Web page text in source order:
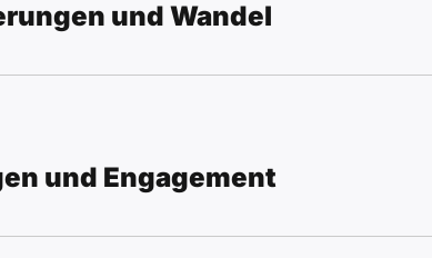
und Wandel
und Engagement